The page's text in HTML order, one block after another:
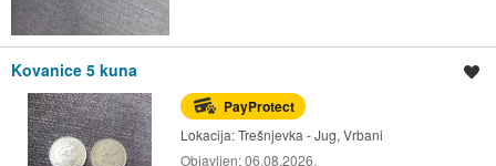
Kovanice 5 kuna
PayProtect
Lokacija:Trešnjevka - Jug, Vrbani
Objavljen:06.08.2026.